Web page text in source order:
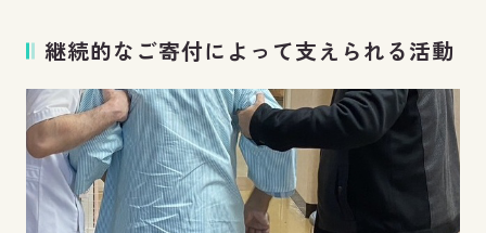
継続的なご寄付によって支えられる活動